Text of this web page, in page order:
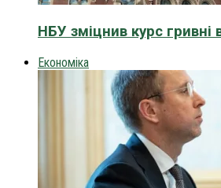
НБУ зміцнив курс гривні
Економіка